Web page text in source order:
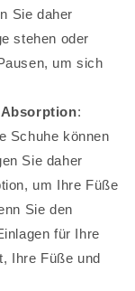
Sie daher
stehen oder
um sich
:
Schuhe können
Sie daher
um Ihre Füße
Sie den
für Ihre
Ihre Füße und